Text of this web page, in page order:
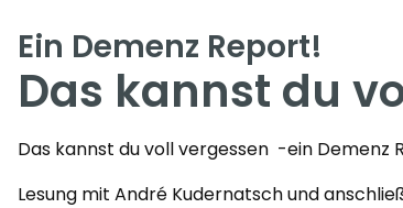
Ein Demenz Report!
Das kannst du
Das kannst du voll vergessen -ein Demenz
Lesung mit André Kudernatsch und